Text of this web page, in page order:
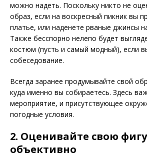
можно надеть. Поскольку никто не
образ, если на воскресный пикник вы
платье, или наденете рваные джинсы
Также бесспорно нелепо будет
костюм (пусть и самый модный), если
собеседование.
Всегда заранее продумывайте свой
куда именно вы собираетесь. Здесь
мероприятие, и присутствующее
погодные условия.
2. Оценивайте свою
объективно